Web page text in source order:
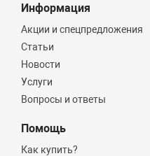
Информация
Акции и спецпредложения
Статьи
Новости
Услуги
Вопросы и ответы
Помощь
Как купить?